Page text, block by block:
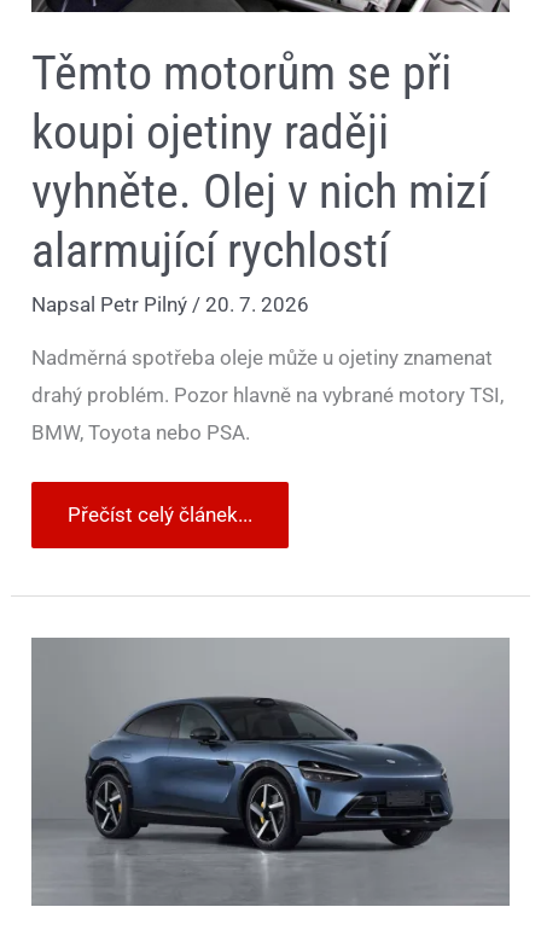
Těmto motorům se při
koupi ojetiny raději
vyhněte. Olej v nich mizí
alarmující rychlostí
Napsal Petr Pilný /20. 7. 2026
Nadměrná spotřeba oleje může u ojetiny znamenat
drahý problém. Pozor hlavně na vybrané motory TSI,
BMW, Toyota nebo PSA.
Přečíst celý článek...
Čínské
hodnotu
šokujícím
tempem.
Leasingovky
už
zpozorněly